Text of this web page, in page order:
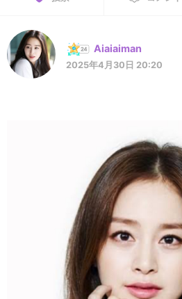
Aiaiaiman
2025年4月30日 20:20